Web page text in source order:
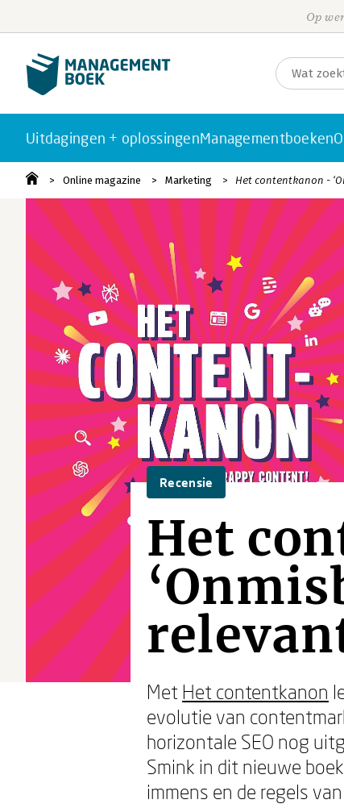
Op
Uitdagingen + oplossingenManagementboeken
Online magazine Marketing Het contentkanon -
Recensie
Het
Met Het contentkanon
evolutie van
horizontale SEO nog
Smink in dit nieuwe
immens en de regels